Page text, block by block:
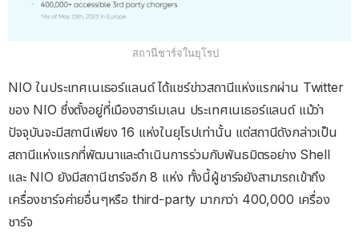
สถานีชาร์จในยุโรป
NIO ในประเทศเนเธอร์แลนด์ ได้แชร์ข่าวสถานีแห่งแรกผ่าน Twitter
ของ NIO ซึ่งตั้งอยู่ที่เมืองฮาร์เมเลน ประเทศเนเธอร์แลนด์ แม้ว่า
ปัจจุบันจะมีสถานีเพียง 16 แห่งในยุโรปเท่านั้น แต่สถานีดังกล่าวเป็น
สถานีแห่งแรกที่พัฒนาและดำเนินการร่วมกับพันธมิตรอย่าง Shell
และ NIO ยังมีสถานีชาร์จอีก 8 แห่ง ทั้งนี้ผู้ชาร์จยังสามารถเข้าถึง
เครื่องชาร์จค่ายอื่นๆหรือ third-party มากกว่า 400,000 เครื่อง
ชาร์จ